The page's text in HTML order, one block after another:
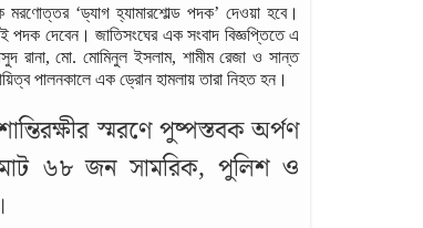
মরণোত্তর ‘ড্যাগ হ্যামারশোল্ড পদক’ দেওয়া হবে।
পদক দেবেন। জাতিসংঘের এক সংবাদ বিজ্ঞপ্তিতে এ
রানা, মো. মোমিনুল ইসলাম, শামীম রেজা ও সান্ত
পালনকালে এক ড্রোন হামলায় তারা নিহত হন।
স্মরণে পুষ্পস্তবক অর্পণ
৬৮ জন সামরিক, পুলিশ ও